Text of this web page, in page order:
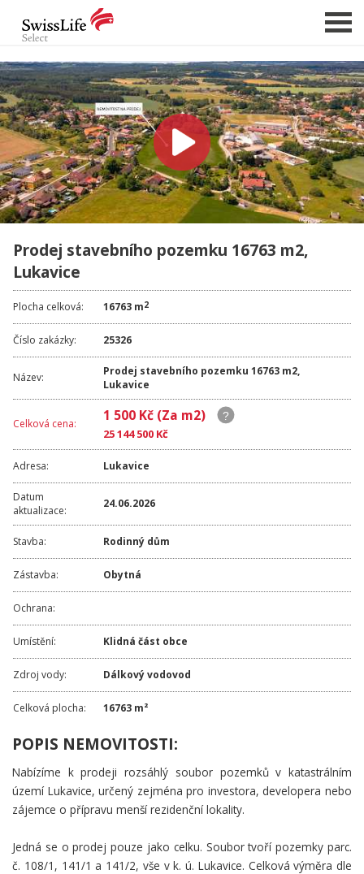
NABÍDKA NEMOVITOSTÍ
CHCI PRODAT / PRONAJMOUT
HLÍDAT NOVÉ NABÍDKY
CHCI OCENIT NEMOVITOST
O NÁS
REFERENCE
SLUŽBY
KARIÉRA
FINANCOVÁNÍ / HYPOTÉKA
KONTAKT
Prodej stavebního pozemku 16763 m2,
Lukavice
Plocha celková: 16763 m2
Číslo zakázky: 25326
Název:
Prodej stavebního pozemku 16763 m2,
Lukavice
Celková cena: 1 500 Kč (Za m2)
25 144 500 Kč
Adresa: Lukavice
Datum
aktualizace:
24.06.2026
Stavba: Rodinný dům
Zástavba: Obytná
Ochrana:
Umístění: Klidná část obce
Zdroj vody: Dálkový vodovod
Celková plocha: 16763 m²
POPIS NEMOVITOSTI:
Nabízíme k prodeji rozsáhlý soubor pozemků v katastrálním
území Lukavice, určený zejména pro investora, developera nebo
zájemce o přípravu menší rezidenční lokality.
Jedná se o prodej pouze jako celku. Soubor tvoří pozemky parc.
č. 108/1, 141/1 a 141/2, vše v k. ú. Lukavice. Celková výměra dle